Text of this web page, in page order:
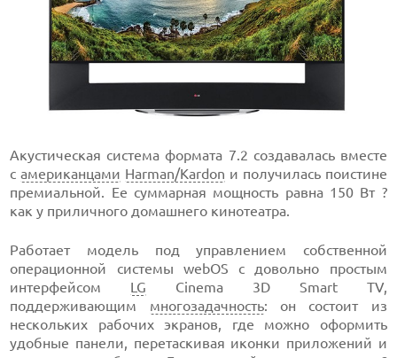
Акустическая система формата 7.2 создавалась вместе
самериканцами Harman/Kardon и получилась поистине
премиальной. Ее суммарная мощность равна 150 Вт ?
как у приличного домашнего кинотеатра.
Работает модель под управлением собственной
операционной системы webOS с довольно простым
интерфейсом LG Cinema 3D Smart TV,
поддерживающим многозадачность: он состоит из
нескольких рабочих экранов, где можно оформить
удобные панели, перетаскивая иконки приложений и